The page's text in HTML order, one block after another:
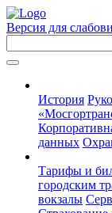
Версия для
История
данных
Тарифы и
городским
вокзалы